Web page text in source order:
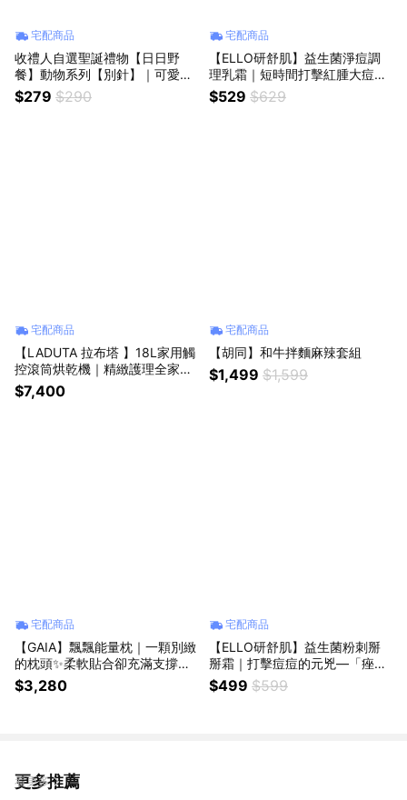
宅配商品
收禮人自選聖誕禮物【日日野
餐】動物系列【別針】｜可愛動
物園大集合❤️
$279 $290
宅配商品
【ELLO研舒肌】益生菌淨痘調
理乳霜｜短時間打擊紅腫大痘，
安撫躁動肌膚🔥
$529 $629
宅配商品
【LADUTA 拉布塔 】18L家用觸
控滾筒烘乾機｜精緻護理全家衣
物🔥
$7,400
宅配商品
【胡同】和牛拌麵麻辣套組
$1,499 $1,599
宅配商品
【GAIA】飄飄能量枕｜一顆別緻
的枕頭✨柔軟貼合卻充滿支撐力
🔥
$3,280
宅配商品
【ELLO研舒肌】益生菌粉刺掰
掰霜｜打擊痘痘的元兇—「痤瘡
桿菌」🔥
$499 $599
更多推薦
看更多